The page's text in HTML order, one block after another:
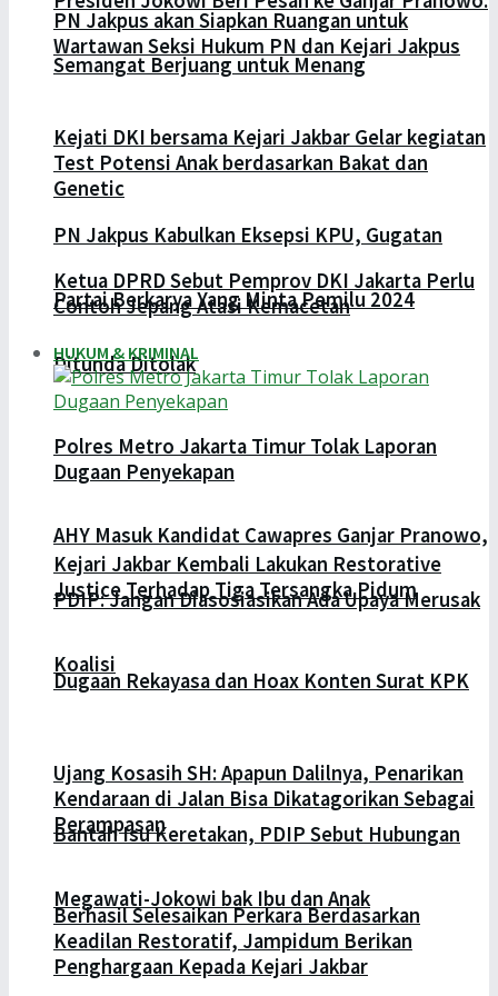
Semangat Berjuang untuk Menang
PN Jakpus Kabulkan Eksepsi KPU, Gugatan
Partai Berkarya Yang Minta Pemilu 2024
Ditunda Ditolak
AHY Masuk Kandidat Cawapres Ganjar Pranowo,
PDIP: Jangan Diasosiasikan Ada Upaya Merusak
Koalisi
Bantah Isu Keretakan, PDIP Sebut Hubungan
Megawati-Jokowi bak Ibu dan Anak
PN Jakpus akan Siapkan Ruangan untuk
Wartawan Seksi Hukum PN dan Kejari Jakpus
Kejati DKI bersama Kejari Jakbar Gelar kegiatan
Test Potensi Anak berdasarkan Bakat dan
Genetic
Ketua DPRD Sebut Pemprov DKI Jakarta Perlu
Contoh Jepang Atasi Kemacetan
HUKUM & KRIMINAL
Polres Metro Jakarta Timur Tolak Laporan
Dugaan Penyekapan
Kejari Jakbar Kembali Lakukan Restorative
Justice Terhadap Tiga Tersangka Pidum
Dugaan Rekayasa dan Hoax Konten Surat KPK
Ujang Kosasih SH: Apapun Dalilnya, Penarikan
Kendaraan di Jalan Bisa Dikatagorikan Sebagai
Perampasan
Berhasil Selesaikan Perkara Berdasarkan
Keadilan Restoratif, Jampidum Berikan
Penghargaan Kepada Kejari Jakbar